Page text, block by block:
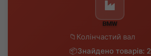
BMW
Колінчастий вал
Знайдено товарів: 2